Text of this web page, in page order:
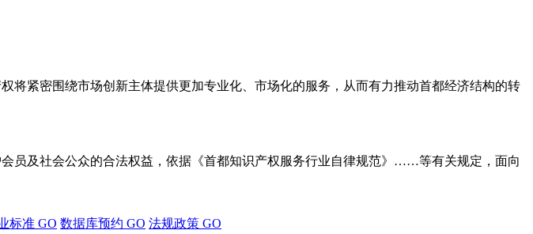
紧密围绕市场创新主体提供更加专业化、市场化的服务，从而有力推动首都经济结构的转
员及社会公众的合法权益，依据《首都知识产权服务行业自律规范》……等有关规定，面向
标准 GO 数据库预约 GO 法规政策 GO